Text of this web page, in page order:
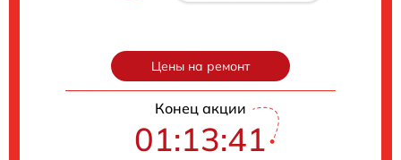
Цены на ремонт
Конец акции
01:13:40